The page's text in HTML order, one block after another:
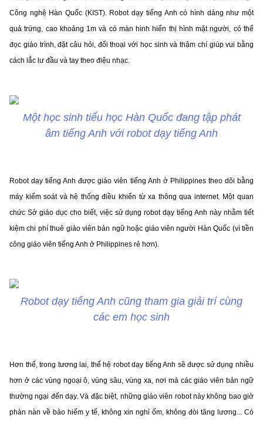
Công nghệ Hàn Quốc (KIST). Robot dạy tiếng Anh có hình dáng như một
quả trứng, cao khoảng 1m và có màn hình hiển thị hình mặt người, có thể
đọc giáo trình, đặt câu hỏi, đối thoại với học sinh và thậm chí giúp vui bằng
cách lắc lư đầu và tay theo điệu nhạc.
Một học sinh tiểu học Hàn Quốc đang tập phát
âm tiếng Anh với robot dạy tiếng Anh
Robot dạy tiếng Anh được giáo viên tiếng Anh ở Philippines theo dõi bằng
máy kiểm soát và hệ thống điều khiển từ xa thông qua internet. Một quan
chức Sở giáo dục cho biết, việc sử dụng robot dạy tiếng Anh này nhằm tiết
kiệm chi phí thuê giáo viên bản ngữ hoặc giáo viên người Hàn Quốc (vì tiền
công giáo viên tiếng Anh ở Philippines rẻ hơn).
Robot dạy tiếng Anh cũng tham gia giải trí cùng
các em học sinh
Hơn thế, trong tương lai, thế hệ robot dạy tiếng Anh sẽ được sử dụng nhiều
hơn ở các vùng ngoại ô, vùng sâu, vùng xa, nơi mà các giáo viên bản ngữ
thường ngại đến dạy. Và đặc biệt, những giáo viên robot này không bao giờ
phàn nàn về bảo hiểm y tế, không xin nghỉ ốm, không đòi tăng lương... Có